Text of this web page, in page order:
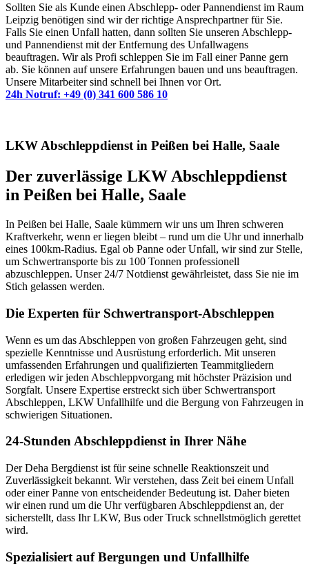
Sollten Sie als Kunde einen Abschlepp- oder Pannendienst im Raum
Leipzig benötigen sind wir der richtige Ansprechpartner für Sie.
Falls Sie einen Unfall hatten, dann sollten Sie unseren Abschlepp-
und Pannendienst mit der Entfernung des Unfallwagens
beauftragen. Wir als Profi schleppen Sie im Fall einer Panne gern
ab. Sie können auf unsere Erfahrungen bauen und uns beauftragen.
Unsere Mitarbeiter sind schnell bei Ihnen vor Ort.
24h Notruf: +49 (0) 341 600 586 10
LKW Abschleppdienst in Peißen bei Halle, Saale
Der zuverlässige LKW Abschleppdienst
in Peißen bei Halle, Saale
In Peißen bei Halle, Saale kümmern wir uns um Ihren schweren
Kraftverkehr, wenn er liegen bleibt – rund um die Uhr und innerhalb
eines 100km-Radius. Egal ob Panne oder Unfall, wir sind zur Stelle,
um Schwertransporte bis zu 100 Tonnen professionell
abzuschleppen. Unser 24/7 Notdienst gewährleistet, dass Sie nie im
Stich gelassen werden.
Die Experten für Schwertransport-Abschleppen
Wenn es um das Abschleppen von großen Fahrzeugen geht, sind
spezielle Kenntnisse und Ausrüstung erforderlich. Mit unseren
umfassenden Erfahrungen und qualifizierten Teammitgliedern
erledigen wir jeden Abschleppvorgang mit höchster Präzision und
Sorgfalt. Unsere Expertise erstreckt sich über Schwertransport
Abschleppen, LKW Unfallhilfe und die Bergung von Fahrzeugen in
schwierigen Situationen.
24-Stunden Abschleppdienst in Ihrer Nähe
Der Deha Bergdienst ist für seine schnelle Reaktionszeit und
Zuverlässigkeit bekannt. Wir verstehen, dass Zeit bei einem Unfall
oder einer Panne von entscheidender Bedeutung ist. Daher bieten
wir einen rund um die Uhr verfügbaren Abschleppdienst an, der
sicherstellt, dass Ihr LKW, Bus oder Truck schnellstmöglich gerettet
wird.
Spezialisiert auf Bergungen und Unfallhilfe